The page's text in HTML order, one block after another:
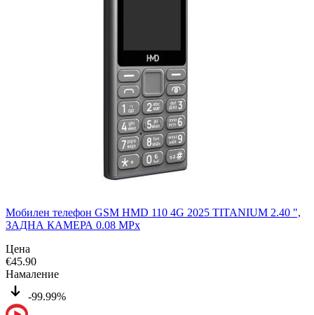
Мобилен телефон GSM HMD 110 4G 2025 TITANIUM 2.40 ",
ЗАДНА КАМЕРА 0.08 MPx
Цена
€45.90
Намаление
-99.99%